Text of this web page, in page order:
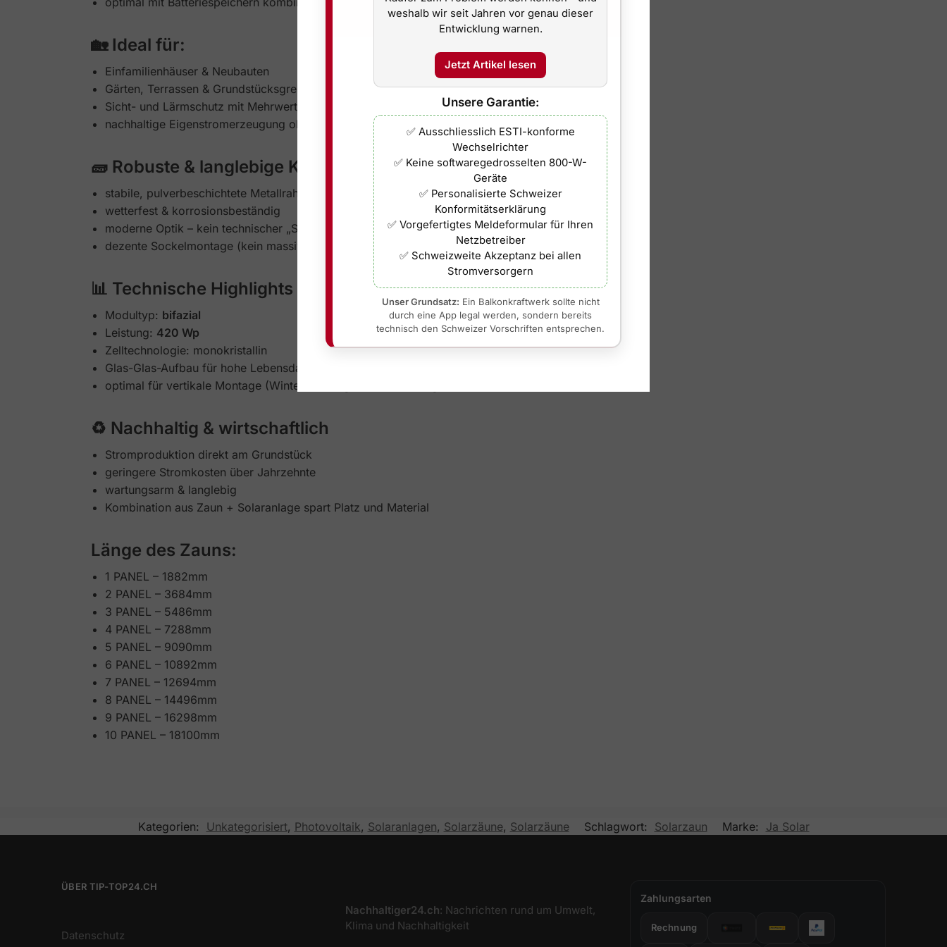
🏡 Ideal für:
Einfamilienhäuser & Neubauten
Gärten, Terrassen & Grundstücksgrenzen
Sicht- und Lärmschutz mit Mehrwert
nachhaltige Eigenstromerzeugung ohne Dachmontage
🧱 Robuste & langlebige Konstruktion
stabile, pulverbeschichtete Metallrahmen
wetterfest & korrosionsbeständig
moderne Optik – kein technischer „Solarlook“
dezente Sockelmontage (kein massiver Betonriegel notwendig)
📊 Technische Highlights (pro Modul)
Modultyp: bifazial
Leistung: 420 Wp
Zelltechnologie: monokristallin
Glas-Glas-Aufbau für hohe Lebensdauer
optimal für vertikale Montage (Winter- & Morgen-/Abendertrag)
♻️ Nachhaltig & wirtschaftlich
Stromproduktion direkt am Grundstück
geringere Stromkosten über Jahrzehnte
wartungsarm & langlebig
Kombination aus Zaun + Solaranlage spart Platz und Material
Länge des Zauns:
1 PANEL – 1882mm
2 PANEL – 3684mm
3 PANEL – 5486mm
4 PANEL – 7288mm
5 PANEL – 9090mm
6 PANEL – 10892mm
7 PANEL – 12694mm
8 PANEL – 14496mm
9 PANEL – 16298mm
10 PANEL – 18100mm
Kategorien: Unkategorisiert, Photovoltaik, Solaranlagen, Solarzäune, Solarzäune Schlagwort: Solarzaun Marke: Ja Solar
ÜBER TIP-TOP24.CH
Datenschutz
Nachhaltiger24.ch: Nachrichten rund um Umwelt,
Klima und Nachhaltigkeit
Zahlungsarten
Rechnung
weshalb wir seit Jahren vor genau dieser
Entwicklung warnen.
Jetzt Artikel lesen
Unsere Garantie:
✅ Ausschliesslich ESTI-konforme
Wechselrichter
✅ Keine softwaregedrosselten 800-W-
Geräte
✅ Personalisierte Schweizer
Konformitätserklärung
✅ Vorgefertigtes Meldeformular für Ihren
Netzbetreiber
✅ Schweizweite Akzeptanz bei allen
Stromversorgern
Unser Grundsatz: Ein Balkonkraftwerk sollte nicht
durch eine App legal werden, sondern bereits
technisch den Schweizer Vorschriften entsprechen.